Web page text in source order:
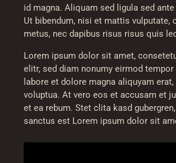
id magna. Aliquam sed ligula sed
Ut bibendum, nisi et mattis vulputate,
metus, nec dapibus risus risus quis
Lorem ipsum dolor sit amet,
elitr, sed diam nonumy eirmod
labore et dolore magna aliquyam
voluptua. At vero eos et accusam et
et ea rebum. Stet clita kasd
sanctus est Lorem ipsum dolor sit